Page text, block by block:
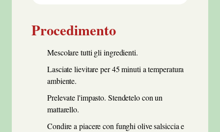
Procedimento
Mescolare tutti gli ingredienti.
Lasciate lievitare per 45 minuti a temperatura
ambiente.
Prelevate l'impasto. Stendetelo con un
mattarello.
Condire a piacere con funghi olive salsiccia e